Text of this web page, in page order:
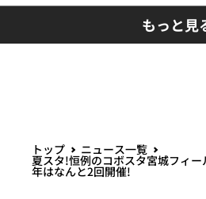
もっと見
トップ ニュース一覧
夏スタ!恒例のコボスタ宮城フィ
年はなんと2回開催!